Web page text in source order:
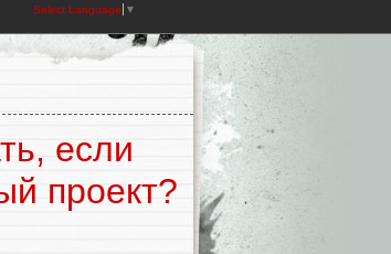
Select Language ▼
если
проект?